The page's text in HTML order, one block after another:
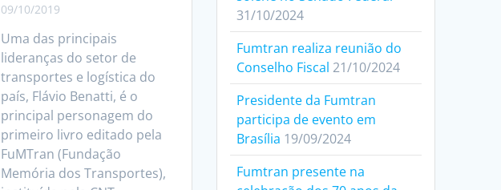
09/10/2019
Uma das principais
lideranças do setor de
transportes e logística do
país, Flávio Benatti, é o
principal personagem do
primeiro livro editado pela
FuMTran (Fundação
Memória dos Transportes),
31/10/2024
Fumtran realiza reunião do
Conselho Fiscal 21/10/2024
Presidente da Fumtran
participa de evento em
Brasília 19/09/2024
Fumtran presente na